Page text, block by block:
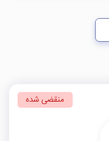
منقضی شده